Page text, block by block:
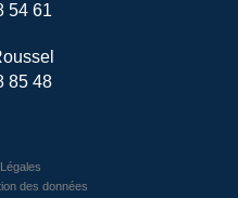
54 61
85 48
des données